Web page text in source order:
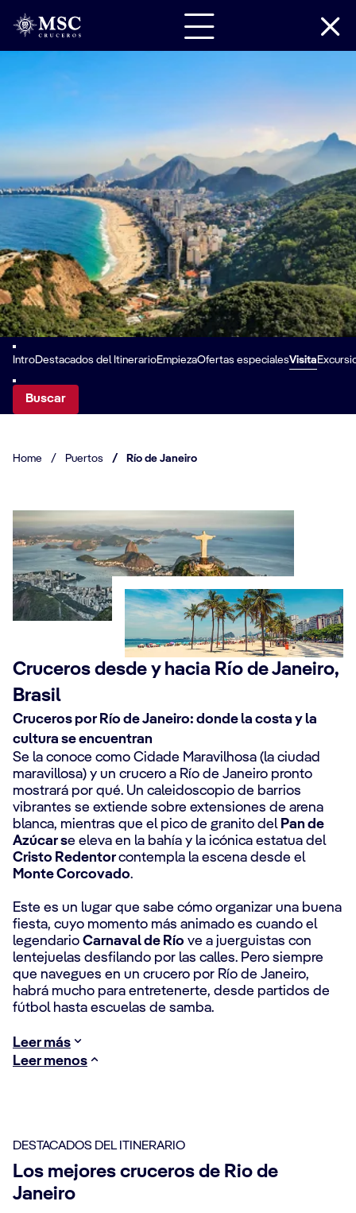
IntroDestacados del ItinerarioEmpiezaOfertas especialesVisita
Buscar
Home / Puertos / Río de Janeiro
Cruceros desde y hacia Río de Janeiro,
Brasil
Cruceros por Río de Janeiro: donde la costa y la
cultura se encuentran
Se la conoce como Cidade Maravilhosa (la ciudad
maravillosa) y un crucero a Río de Janeiro pronto
mostrará por qué. Un caleidoscopio de barrios
vibrantes se extiende sobre extensiones de arena
blanca, mientras que el pico de granito del Pan de
Azúcar se eleva en la bahía y la icónica estatua del
Cristo Redentorcontempla la escena desde el
Monte Corcovado.
Este es un lugar que sabe cómo organizar una buena
fiesta, cuyo momento más animado es cuando el
legendario Carnaval de Río ve a juerguistas con
lentejuelas desfilando por las calles. Pero siempre
que navegues en un crucero por Río de Janeiro,
habrá mucho para entretenerte, desde partidos de
fútbol hasta escuelas de samba.
Leer más
Leer menos
DESTACADOS DEL ITINERARIO
Los mejores cruceros de Rio de
Janeiro